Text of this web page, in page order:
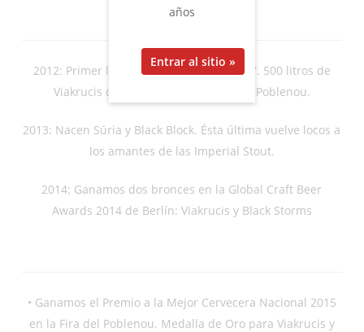
2012: Primer lote de La Pirata, no “pirata”. 500 litros de
Viakrucis que arrasan en la I Fira del Poblenou.
2013: Nacen Súria y Black Block. Ésta última vuelve locos a
los amantes de las Imperial Stout.
2014: Ganamos dos bronces en la Global Craft Beer
Awards 2014 de Berlín: Viakrucis y Black Storms
• Ganamos el Premio a la Mejor Cervecera Nacional 2015
en la Fira del Poblenou. Medalla de Oro para Viakrucis y
años